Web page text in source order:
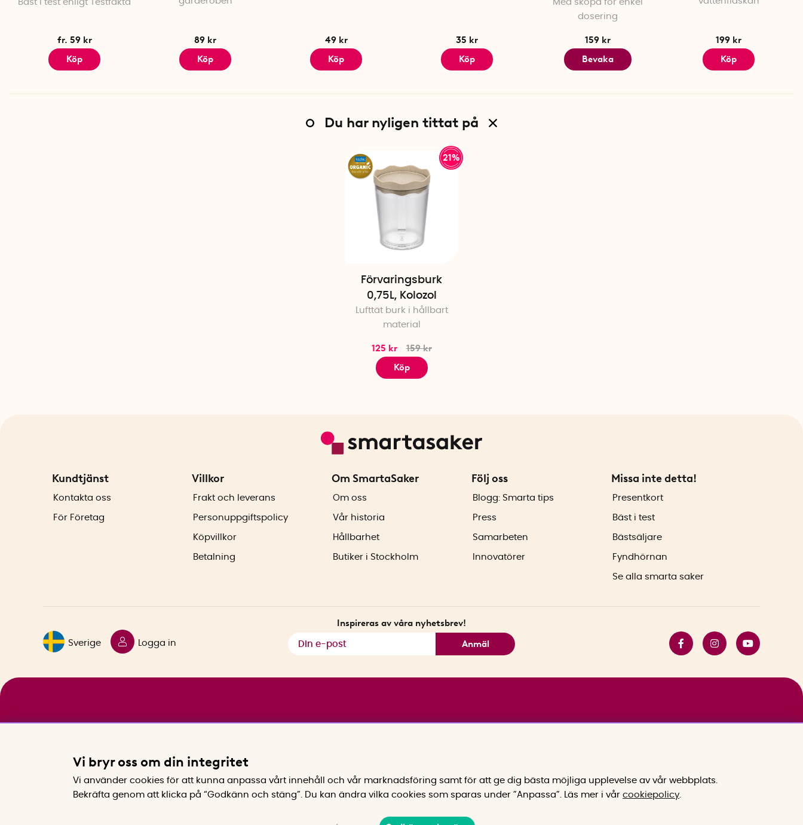
Bäst i test enligt Testfakta
fr. 59 kr
Köp
89 kr
Köp
49 kr
Köp
35 kr
Köp
Sistema
Med skopa för enkel
dosering
159 kr
Bevaka
199 kr
Köp
Du har nyligen tittat på
21%
Förvaringsburk
0,75L, Kolozol
Lufttät burk i hållbart
material
125 kr
159 kr
Köp
Kundtjänst
Kontakta oss
För Företag
Villkor
Frakt och leverans
Personuppgiftspolicy
Köpvillkor
Betalning
Om SmartaSaker
Om oss
Vår historia
Hållbarhet
Butiker i Stockholm
Följ oss
Blogg: Smarta tips
Press
Samarbeten
Innovatörer
Missa inte detta!
Presentkort
Bäst i test
Bästsäljare
Fyndhörnan
Se alla smarta saker
Sverige Logga in
Inspireras av våra nyhetsbrev!
Anmäl
Vi bryr oss om din integritet
Vi använder cookies för att kunna anpassa vårt innehåll och vår marknadsföring samt för att ge dig bästa möjliga upplevelse av vår webbplats.
Bekräfta genom att klicka på “Godkänn och stäng”. Du kan ändra vilka cookies som sparas under ”Anpassa”.
Läs mer i vår cookiepolicy